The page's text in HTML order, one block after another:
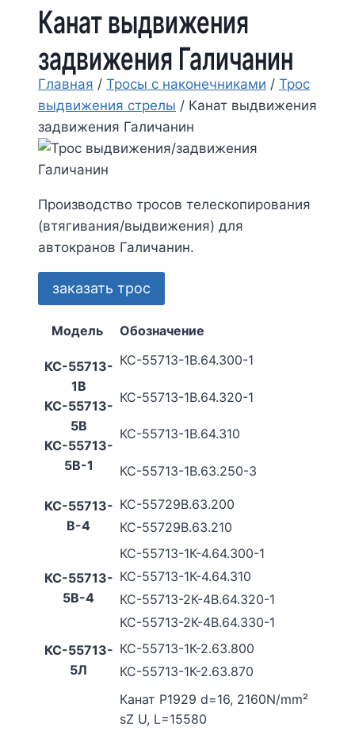
Канат выдвижения
задвижения Галичанин
Главная / Тросы с наконечниками / Трос
выдвижения стрелы / Канат выдвижения
задвижения Галичанин
Производство тросов телескопирования
(втягивания/выдвижения) для
автокранов Галичанин.
заказать трос
Модель Обозначение
КС-55713-
1В
КС-55713-
5В
КС-55713-
5В-1
КС-55713-1В.64.300-1
КС-55713-1В.64.320-1
КС-55713-1В.64.310
КС-55713-1В.63.250-3
КС-55713-
В-4
КС-55729В.63.200
КС-55729В.63.210
КС-55713-
5В-4
КС-55713-1К-4.64.300-1
КС-55713-1К-4.64.310
КС-55713-2К-4В.64.320-1
КС-55713-2К-4В.64.330-1
КС-55713-
5Л
КС-55713-1К-2.63.800
КС-55713-1К-2.63.870
Канат P1929 d=16, 2160N/mm²
sZ U, L=15580